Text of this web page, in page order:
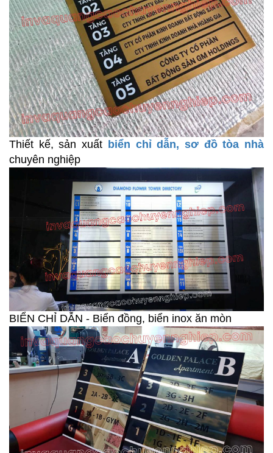
Thiết kế, sản xuất biển chỉ dẫn, sơ đồ tòa nhà
chuyên nghiệp
BIỂN CHỈ DẪN - Biển đồng, biển inox ăn mòn